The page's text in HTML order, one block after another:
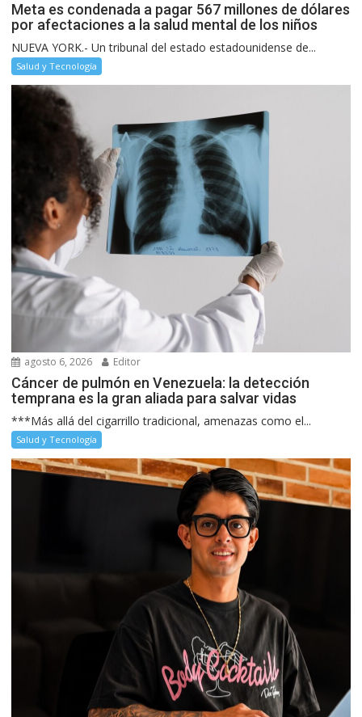
Meta es condenada a pagar 567 millones de dólares
por afectaciones a la salud mental de los niños
NUEVA YORK.- Un tribunal del estado estadounidense de...
Salud y Tecnología
agosto 6, 2026 Editor
Cáncer de pulmón en Venezuela: la detección
temprana es la gran aliada para salvar vidas
***Más allá del cigarrillo tradicional, amenazas como el...
Salud y Tecnología